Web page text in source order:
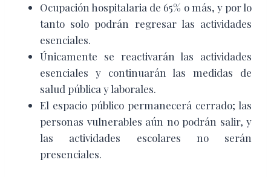
Ocupación hospitalaria de 65% o más, y por lo
tanto solo podrán regresar las actividades
esenciales.
Únicamente se reactivarán las actividades
esenciales y continuarán las medidas de
salud pública y laborales.
El espacio público permanecerá cerrado; las
personas vulnerables aún no podrán salir, y
las actividades escolares no serán
presenciales.